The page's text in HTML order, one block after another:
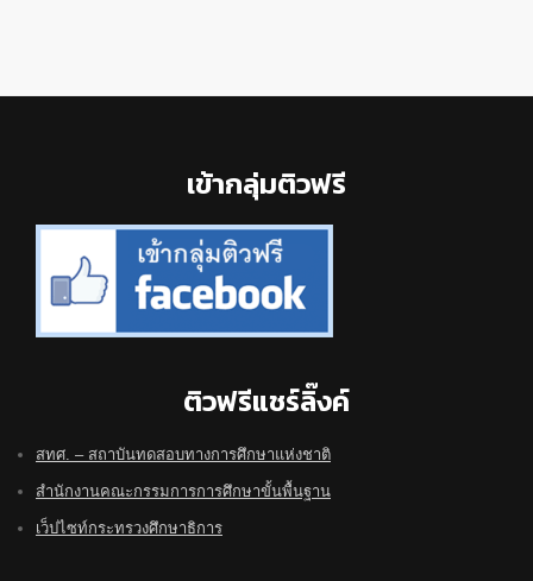
เข้ากลุ่มติวฟรี
ติวฟรีแชร์ลิ๊งค์
สทศ. – สถาบันทดสอบทางการศึกษาแห่งชาติ
สำนักงานคณะกรรมการการศึกษาขั้นพื้นฐาน
เว็ปไซท์กระทรวงศึกษาธิการ